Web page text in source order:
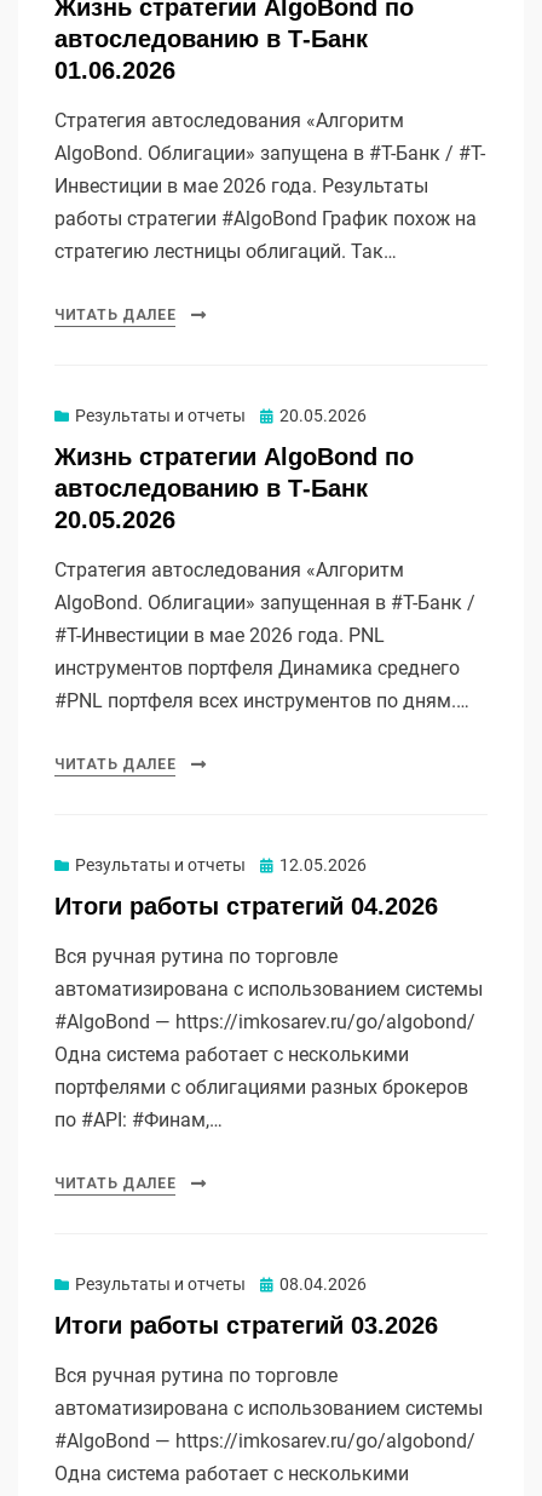
Жизнь стратегии AlgoBond по
автоследованию в Т-Банк
01.06.2026
Стратегия автоследования «Алгоритм
AlgoBond. Облигации» запущена в #Т-Банк / #Т-
Инвестиции в мае 2026 года. Результаты
работы стратегии #AlgoBond График похож на
стратегию лестницы облигаций. Так…
ЧИТАТЬ ДАЛЕЕ
Результаты и отчеты Опубликовано
20.05.2026
Жизнь стратегии AlgoBond по
автоследованию в Т-Банк
20.05.2026
Стратегия автоследования «Алгоритм
AlgoBond. Облигации» запущенная в #Т-Банк /
#Т-Инвестиции в мае 2026 года. PNL
инструментов портфеля Динамика среднего
#PNL портфеля всех инструментов по дням.…
ЧИТАТЬ ДАЛЕЕ
Результаты и отчеты Опубликовано
12.05.2026
Итоги работы стратегий 04.2026
Вся ручная рутина по торговле
автоматизирована с использованием системы
#AlgoBond — https://imkosarev.ru/go/algobond/
Одна система работает с несколькими
портфелями с облигациями разных брокеров
по #API: #Финам,…
ЧИТАТЬ ДАЛЕЕ
Результаты и отчеты Опубликовано
08.04.2026
Итоги работы стратегий 03.2026
Вся ручная рутина по торговле
автоматизирована с использованием системы
#AlgoBond — https://imkosarev.ru/go/algobond/
Одна система работает с несколькими